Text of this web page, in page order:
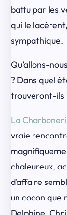
battu par les
qui le
sympathique.
Qu’allons-
? Dans quel
trouveront-ils
La
vraie
chaleureux,
d’affaire
un cocon que